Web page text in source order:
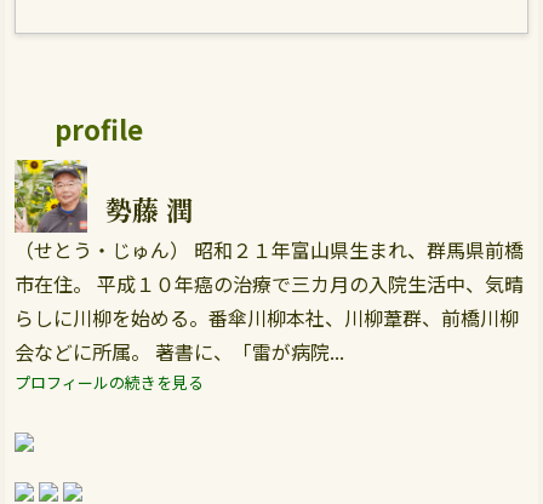
profile
勢藤 潤
（せとう・じゅん） 昭和２１年富山県生まれ、群馬県前橋
市在住。 平成１０年癌の治療で三カ月の入院生活中、気晴
らしに川柳を始める。番傘川柳本社、川柳葦群、前橋川柳
会などに所属。 著書に、「雷が病院...
プロフィールの続きを見る